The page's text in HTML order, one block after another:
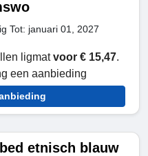
Tot: januari 01, 2027
ligmatvoor € 15,47.
een aanbieding
etnisch blauw